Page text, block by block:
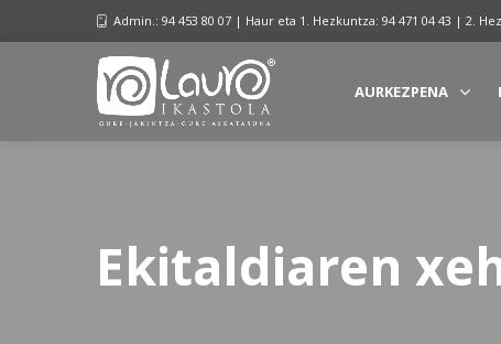
Admin.: 94 453 80 07 | Haur eta 1. Hezkuntza: 94 471 04 43 | 2.
AURKEZPENA
Ekitaldiaren